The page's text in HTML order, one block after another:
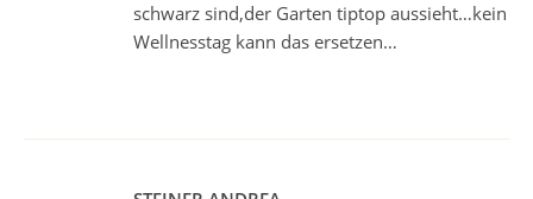
schwarz sind,der Garten tiptop aussieht…kein
Wellnesstag kann das ersetzen…